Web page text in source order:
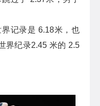
记录是 6.18米，也
界纪录2.45 米的 2.5